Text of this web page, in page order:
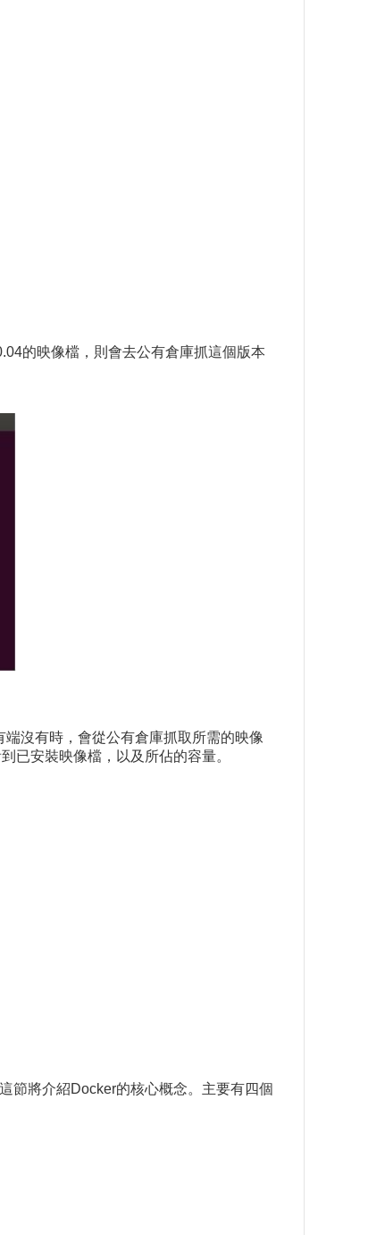
的映像檔，則會去公有倉庫抓這個版本
沒有時，會從公有倉庫抓取所需的映像
已安裝映像檔，以及所佔的容量。
節將介紹Docker的核心概念。主要有四個